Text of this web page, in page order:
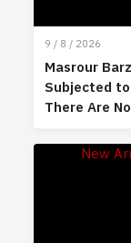
9 / 8 / 2026
Masrour
Subjected
There Are